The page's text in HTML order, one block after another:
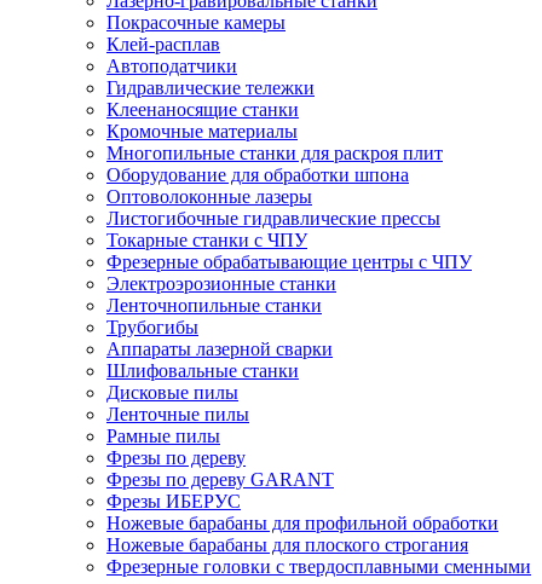
Покрасочные камеры
Клей-расплав
Автоподатчики
Гидравлические тележки
Клеенаносящие станки
Кромочные материалы
Многопильные станки для раскроя плит
Оборудование для обработки шпона
Оптоволоконные лазеры
Листогибочные гидравлические прессы
Токарные станки с ЧПУ
Фрезерные обрабатывающие центры с ЧПУ
Электроэрозионные станки
Ленточнопильные станки
Трубогибы
Аппараты лазерной сварки
Шлифовальные станки
Дисковые пилы
Ленточные пилы
Рамные пилы
Фрезы по дереву
Фрезы по дереву GARANT
Фрезы ИБЕРУС
Ножевые барабаны для профильной обработки
Ножевые барабаны для плоского строгания
Фрезерные головки с твердосплавными сменными